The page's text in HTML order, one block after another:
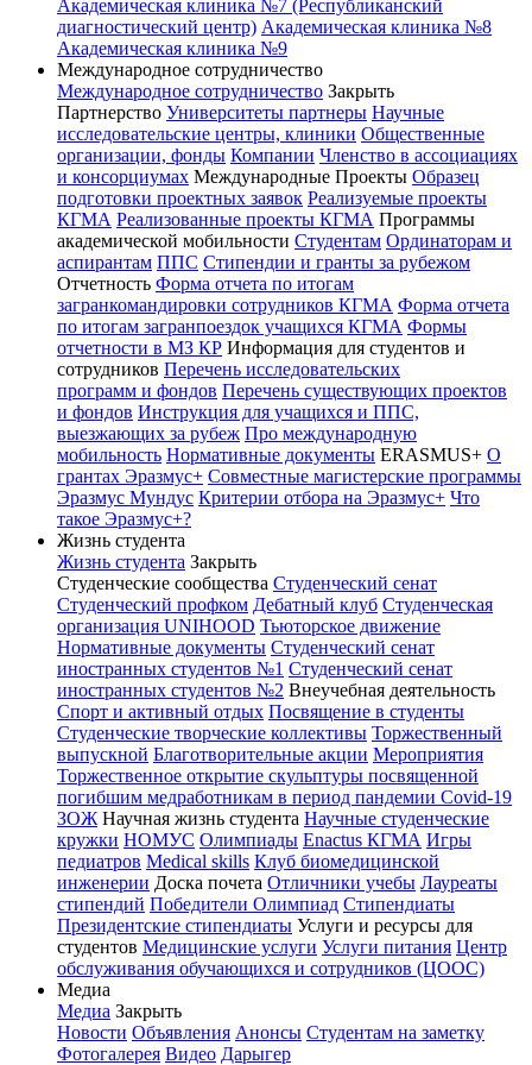
Академическая клиника №7 (Республиканский
диагностический центр) Академическая клиника №8
Академическая клиника №9
Международное сотрудничество
Международное сотрудничество Закрыть
Партнерство Университеты партнеры Научные
исследовательские центры, клиники Общественные
организации, фонды Компании Членство в ассоциациях
и консорциумах Международные Проекты Образец
подготовки проектных заявок Реализуемые проекты
КГМА Реализованные проекты КГМА Программы
академической мобильности Студентам Ординаторам и
аспирантам ППС Стипендии и гранты за рубежом
Отчетность Форма отчета по итогам
загранкомандировки сотрудников КГМА Форма отчета
по итогам загранпоездок учащихся КГМА Формы
отчетности в МЗ КР Информация для студентов и
сотрудников Перечень исследовательских
программ и фондов Перечень существующих проектов
и фондов Инструкция для учащихся и ППС,
выезжающих за рубеж Про международную
мобильность Нормативные документы ERASMUS+ О
грантах Эразмус+ Совместные магистерские программы
Эразмус Мундус Критерии отбора на Эразмус+ Что
такое Эразмус+?
Жизнь студента
Жизнь студента Закрыть
Студенческие сообщества Студенческий сенат
Студенческий профком Дебатный клуб Студенческая
организация UNIHOOD Тьюторское движение
Нормативные документы Студенческий сенат
иностранных студентов №1 Студенческий сенат
иностранных студентов №2 Внеучебная деятельность
Спорт и активный отдых Посвящение в студенты
Студенческие творческие коллективы Торжественный
выпускной Благотворительные акции Мероприятия
Торжественное открытие скульптуры посвященной
погибшим медработникам в период пандемии Covid-19
ЗОЖ Научная жизнь студента Научные студенческие
кружки НОМУС Олимпиады Enactus КГМА Игры
педиатров Medical skills Клуб биомедицинской
инженерии Доска почета Отличники учебы Лауреаты
стипендий Победители Олимпиад Стипендиаты
Президентские стипендиаты Услуги и ресурсы для
студентов Медицинские услуги Услуги питания Центр
обслуживания обучающихся и сотрудников (ЦООС)
Медиа
Медиа Закрыть
Новости Объявления Анонсы Студентам на заметку
Фотогалерея Видео Дарыгер